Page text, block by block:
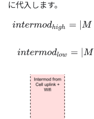
に代入します。
intermodhig h=|
intermo dlo w=|